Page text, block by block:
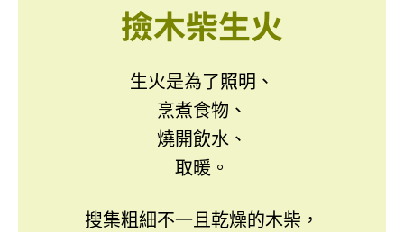
撿木柴生火
生火是為了照明、
烹煮食物、
燒開飲水、
取暖。
搜集粗細不一且乾燥的木柴，